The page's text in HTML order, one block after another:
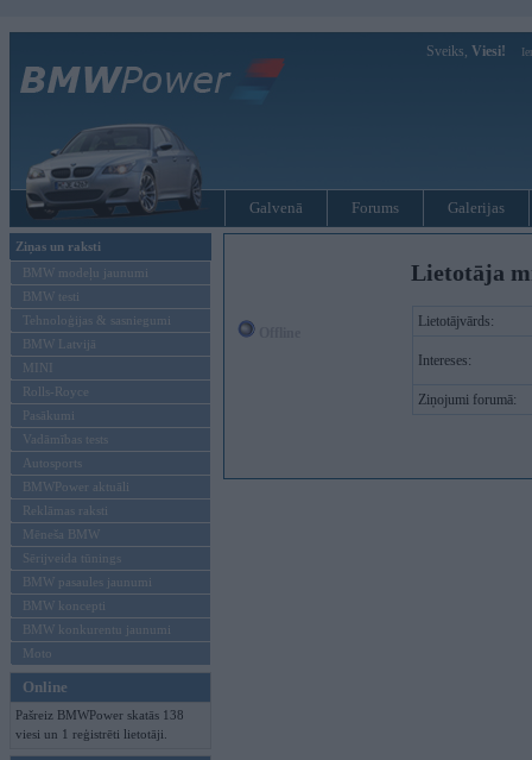
Sveiks, Viesi!
Galvenā Forums Galerijas
Ziņas un raksti
BMW modeļu jaunumi
BMW testi
Tehnoloģijas & sasniegumi
BMW Latvijā
MINI
Rolls-Royce
Pasākumi
Vadāmības tests
Autosports
BMWPower aktuāli
Reklāmas raksti
Mēneša BMW
Sērijveida tūnings
BMW pasaules jaunumi
BMW koncepti
BMW konkurentu jaunumi
Moto
Online
Pašreiz BMWPower skatās 138
viesi un 1 reģistrēti lietotāji.
Lietotāja
Lietotājvārds:
Intereses:
Ziņojumi forumā: